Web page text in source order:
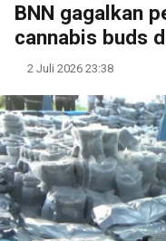
BNN gagalkan
cannabis buds
2 Juli 2026 23:38